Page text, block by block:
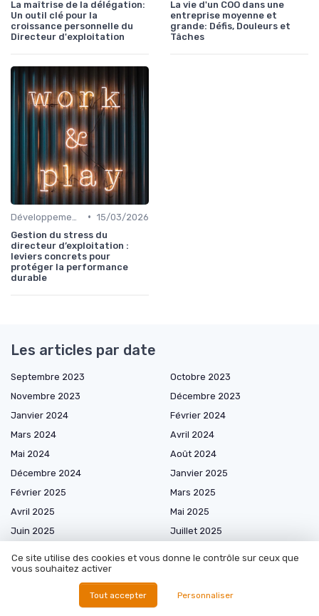
La maîtrise de la délégation:
Un outil clé pour la
croissance personnelle du
Directeur d'exploitation
La vie d'un COO dans une
entreprise moyenne et
grande: Défis, Douleurs et
Tâches
• 15/03/2026
Gestion du stress du
directeur d’exploitation :
leviers concrets pour
protéger la performance
durable
Les articles par date
Septembre 2023
Octobre 2023
Novembre 2023
Décembre 2023
Janvier 2024
Février 2024
Mars 2024
Avril 2024
Mai 2024
Août 2024
Décembre 2024
Janvier 2025
Février 2025
Mars 2025
Avril 2025
Mai 2025
Juin 2025
Juillet 2025
Octobre 2025
Décembre 2025
Ce site utilise des cookies et vous donne le contrôle sur ceux que
vous souhaitez activer
Tout accepter Personnaliser